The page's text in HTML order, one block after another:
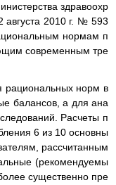
здравоохр
августа 2010 г. № 593
нормам п
современным тре
рациональных норм в
балансов, а для ана
Расчеты п
6 из 10 основны
рассчитанным
(рекомендуемы
существенно пре